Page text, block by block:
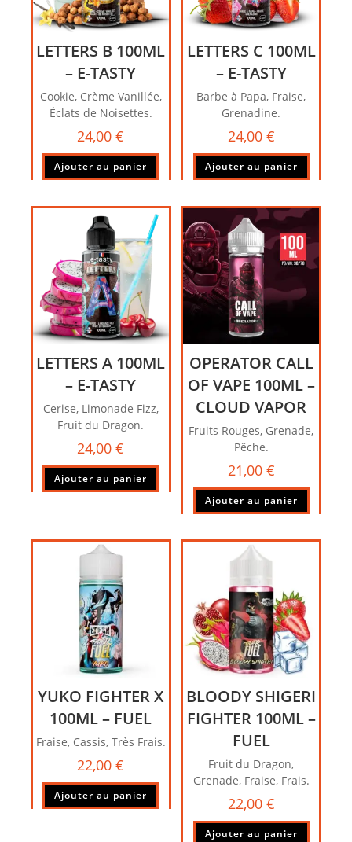
LETTERS B 100ML
– E-TASTY
Cookie, Crème Vanillée,
Éclats de Noisettes.
24,00€
Ajouter au panier
LETTERS C 100ML
– E-TASTY
Barbe à Papa, Fraise,
Grenadine.
24,00 €
Ajouter au panier
LETTERS A 100ML
– E-TASTY
Cerise, Limonade Fizz,
Fruit du Dragon.
24,00€
Ajouter au panier
OPERATOR CALL
OF VAPE 100ML –
CLOUD VAPOR
Fruits Rouges, Grenade,
Pêche.
21,00 €
Ajouter au panier
YUKO FIGHTER X
100ML – FUEL
Fraise, Cassis, Très Frais.
22,00€
Ajouter au panier
BLOODY SHIGERI
FIGHTER 100ML –
FUEL
Fruit du Dragon,
Grenade, Fraise, Frais.
22,00 €
Ajouter au panier